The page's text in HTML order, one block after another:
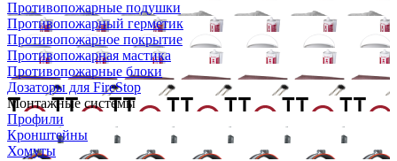
Противопожарные подушки
Противопожарный герметик
Противопожарное покрытие
Противопожарная мастика
Противопожарные блоки
Дозаторы для FireStop
Монтажные системы
Профили
Кронштейны
Хомуты